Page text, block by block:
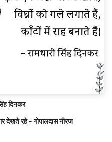
दिनकर
देखते रहे - गोपालदास नीरज